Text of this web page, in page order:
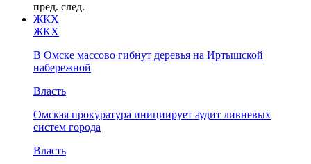
пред. след.
ЖКХ
ЖКХ
В Омске массово гибнут деревья на Иртышской
набережной
Власть
Омская прокуратура инициирует аудит ливневых
систем города
Власть